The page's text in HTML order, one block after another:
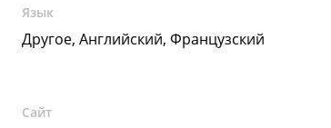
Язык
Другое, Английский, Французский
Сайт